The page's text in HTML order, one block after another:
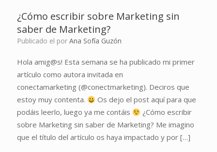
¿Cómo escribir sobre Marketing sin
saber de Marketing?
Publicado el por Ana Sofía Guzón
Hola amig@s! Esta semana se ha publicado mi primer
artículo como autora invitada en
conectamarketing (@conectmarketing). Deciros que
estoy muy contenta.
Os dejo el post aquí para que
podáis leerlo, luego ya me contáis
¿Cómo escribir
sobre Marketing sin saber de Marketing? Me imagino
que el título del artículo os haya impactado y por […]